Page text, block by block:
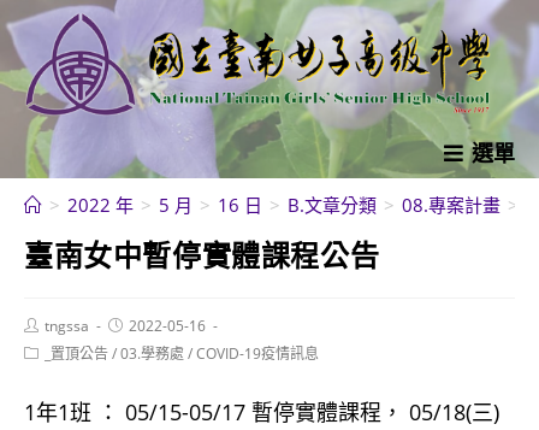
跳
轉
至
內
選單
> 2022 年 > 5 月 > 16 日 > B.文章分類 > 08.專案計畫 >
臺南女中暫停實體課程公告
Post
author:
tngssa
Post
published:
2022-05-16
Post _置頂公告/03.學務處 /COVID-19疫情訊息
1年1班 ： 05/15-05/17 暫停實體課程， 05/18(三)